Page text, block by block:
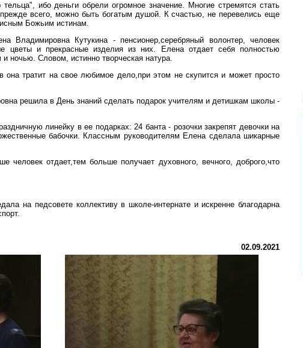
ибо деньги обрели огромное значение. Многие стремятся стать
всего, можно быть богатым душой. К счастью, не перевелись еще
Божьим истинам.
Кутукина - пенсионер,серебряный волонтер, человек
цветы и прекрасные изделия из них. Елена отдает себя полностью
ночью. Словом, истинно творческая натура.
тратит на свое любимое дело,при этом не скупится и может просто
решила в День знаний сделать подарок учителям и детишкам школы -
линейку в ее подарках: 24 банта - розочки закрепят девочки на
бабочки. Классным руководителям Елена сделала шикарные
человек отдает,тем больше получает духовного, вечного, доброго,что
на педсовете коллективу в школе-интернате и искренне благодарна
02.09.2021